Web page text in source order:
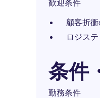
歓迎条件
顧客折
ロジス
条件
勤務条件